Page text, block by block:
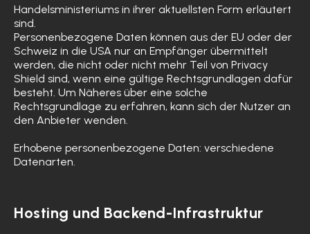
Handelsministeriums in ihrer aktuellsten Form erläutert
sind.
Personenbezogene Daten können aus der EU oder der
Schweiz in die USA nur an Empfänger übermittelt
werden, die nicht oder nicht mehr Teil von Privacy
Shield sind, wenn eine gültige Rechtsgrundlagen dafür
besteht. Um Näheres über eine solche
Rechtsgrundlage zu erfahren, kann sich der Nutzer an
den Anbieter wenden.
Erhobene personenbezogene Daten: verschiedene
Datenarten.
Hosting und Backend-Infrastruktur